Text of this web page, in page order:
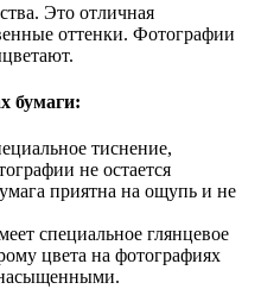
Это отличная
оттенки. Фотографии
бумаги:
тиснение,
не остается
приятна на ощупь и не
специальное глянцевое
цвета на фотографиях